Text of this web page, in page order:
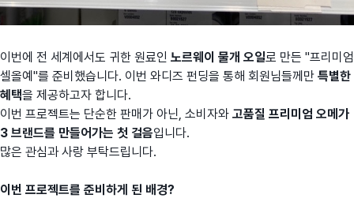
이번에 전 세계에서도 귀한 원료인 노르웨이 물개 오일로 만든 "프리미엄
셀올예"를 준비했습니다. 이번 와디즈 펀딩을 통해 회원님들께만 특별한
혜택을 제공하고자 합니다.
이번 프로젝트는 단순한 판매가 아닌, 소비자와 고품질 프리미엄 오메가
3 브랜드를 만들어가는 첫 걸음입니다.
많은 관심과 사랑 부탁드립니다.
이 번 프로젝트를 준비 하게 된 배경?